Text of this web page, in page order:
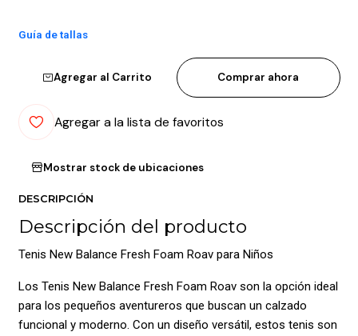
Guía de tallas
Agregar al Carrito Comprar ahora
Agregar a la lista de favoritos
Mostrar stock de ubicaciones
DESCRIPCIÓN
Descripción del producto
Tenis New Balance Fresh Foam Roav para Niños
Los Tenis New Balance Fresh Foam Roav son la opción ideal
para los pequeños aventureros que buscan un calzado
funcional y moderno. Con un diseño versátil, estos tenis son